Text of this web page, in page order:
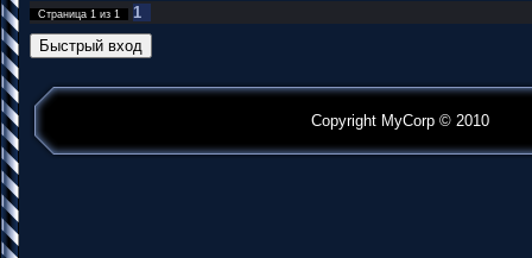
Страница 1 из 1 1
Copyright MyCorp © 2010